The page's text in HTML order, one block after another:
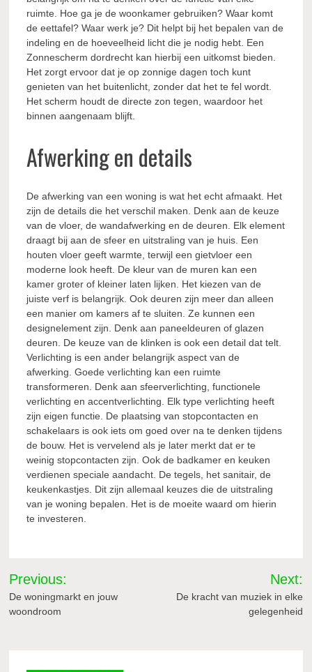
ruimte. Hoe ga je de woonkamer gebruiken? Waar komt
de eettafel? Waar werk je? Dit helpt bij het bepalen van de
indeling en de hoeveelheid licht die je nodig hebt. Een
Zonnescherm dordrecht kan hierbij een uitkomst bieden.
Het zorgt ervoor dat je op zonnige dagen toch kunt
genieten van het buitenlicht, zonder dat het te fel wordt.
Het scherm houdt de directe zon tegen, waardoor het
binnen aangenaam blijft.
Afwerking en details
De afwerking van een woning is wat het echt afmaakt. Het
zijn de details die het verschil maken. Denk aan de keuze
van de vloer, de wandafwerking en de deuren. Elk element
draagt bij aan de sfeer en uitstraling van je huis. Een
houten vloer geeft warmte, terwijl een gietvloer een
moderne look heeft. De kleur van de muren kan een
kamer groter of kleiner laten lijken. Het kiezen van de
juiste verf is belangrijk. Ook deuren zijn meer dan alleen
een manier om kamers af te sluiten. Ze kunnen een
designelement zijn. Denk aan paneeldeuren of glazen
deuren. De keuze van de klinken is ook een detail dat telt.
Verlichting is een ander belangrijk aspect van de
afwerking. Goede verlichting kan een ruimte
transformeren. Denk aan sfeerverlichting, functionele
verlichting en accentverlichting. Elk type verlichting heeft
zijn eigen functie. De plaatsing van stopcontacten en
schakelaars is ook iets om goed over na te denken tijdens
de bouw. Het is vervelend als je later merkt dat er te
weinig stopcontacten zijn. Ook de badkamer en keuken
verdienen speciale aandacht. De tegels, het sanitair, de
keukenkastjes. Dit zijn allemaal keuzes die de uitstraling
van je woning bepalen. Het is de moeite waard om hierin
te investeren.
Bericht
navigatie
Previous:
De woningmarkt en jouw
woondroom
Next:
De kracht van muziek in elke
gelegenheid